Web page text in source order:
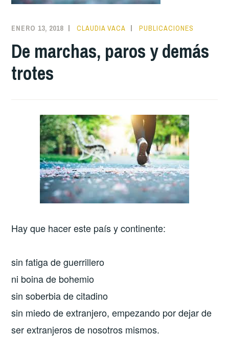
ENERO 13, 2018 CLAUDIA VACA PUBLICACIONES
De marchas, paros y demás
trotes
Hay que hacer este país y continente:
sin fatiga de guerrillero
ni boina de bohemio
sin soberbia de citadino
sin miedo de extranjero, empezando por dejar de
ser extranjeros de nosotros mismos.